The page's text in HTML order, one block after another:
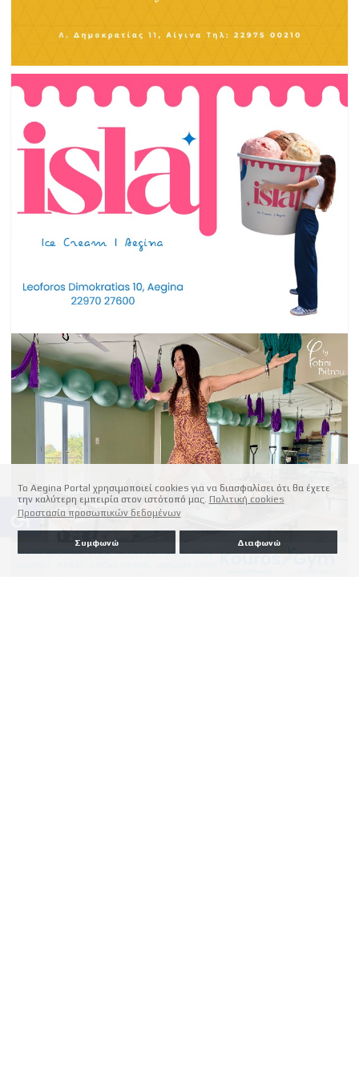
Το Aegina Portal χρησιμοποιεί cookies για να διασφαλίσει ότι θα έχετε
την καλύτερη εμπειρία στον ιστότοπό μας. Πολιτική cookies
Προστασία προσωπικών δεδομένων
Συμφωνώ Διαφωνώ
accessible